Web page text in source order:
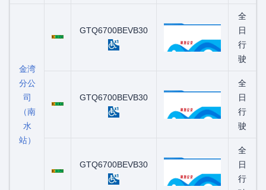
金湾
分公
司
（南
水
站）
粤C01331D
GTQ6700BEVB30
全
日
行
驶
粤C01361D
GTQ6700BEVB30
全
日
行
驶
粤C01375D
GTQ6700BEVB30
全
日
行